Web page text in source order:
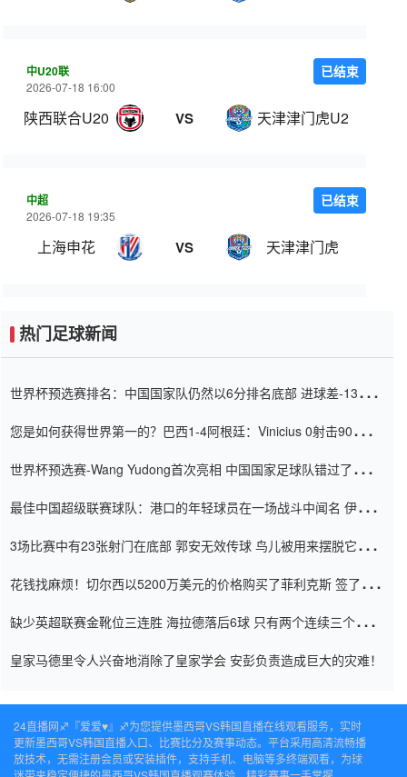
中U20联
2026-07-18 16:00
陕西联合U20 VS 天津津门虎U20
已结束
中超
2026-07-18 19:35
上海申花 VS 天津津门虎
已结束
热门足球新闻
世界杯预选赛排名：中国国家队仍然以6分排名底部 进球差-13令人
您是如何获得世界第一的？巴西1-4阿根廷：Vinicius 0射击90分钟
世界杯预选赛-Wang Yudong首次亮相 中国国家足球队错过了世界
最佳中国超级联赛球队：港口的年轻球员在一场战斗中闻名 伊万放
3场比赛中有23张射门在底部 郭安无效传球 鸟儿被用来摆脱它
花钱找麻烦！切尔西以5200万美元的价格购买了菲利克斯 签了7年
缺少英超联赛金靴位三连胜 海拉德落后6球 只有两个连续三个连续
皇家马德里令人兴奋地消除了皇家学会 安彭负责造成巨大的灾难！
24直播网♐️『爱爱♥』♐️为您提供墨西哥VS韩国直播在线观看服务，实时
更新墨西哥VS韩国直播入口、比赛比分及赛事动态。平台采用高清流畅播
放技术，无需注册会员或安装插件，支持手机、电脑等多终端观看，为球